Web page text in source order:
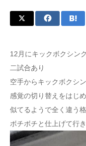
12月にキックボクシン
二試合あり
空手からキックボクシ
感覚の切り替えをはじめ
似てるようで全く違う
ボチボチと仕上げて行